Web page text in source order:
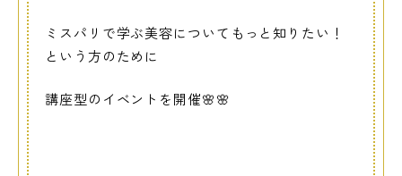
ミスパリで学ぶ美容についてもっと知りたい！
という方のために
講座型のイベントを開催🌸🌸